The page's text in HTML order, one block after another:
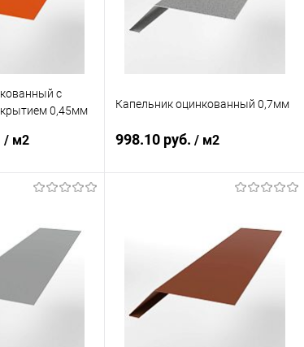
с
0,45мм
/ м2
Сравнение
Под заказ
Капельник оцинкованный 0,7мм
998.10 руб. / м2
Купить в 1 клик Сравнение
В избранное Под заказ